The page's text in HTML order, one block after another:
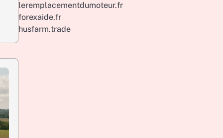
leremplacementdumoteur.fr
forexaide.fr
husfarm.trade